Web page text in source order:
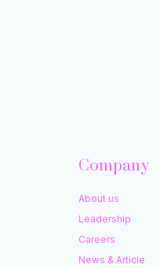
Company
About us
Leadership
Careers
News & Article